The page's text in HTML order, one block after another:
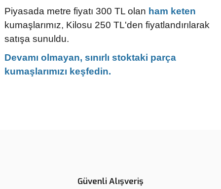
Piyasada metre fiyatı 300 TL olan ham keten
kumaşlarımız, Kilosu 250 TL'den fiyatlandırılarak
satışa sunuldu.
Devamı olmayan, sınırlı stoktaki parça
kumaşlarımızı keşfedin.
Güvenli Alışveriş